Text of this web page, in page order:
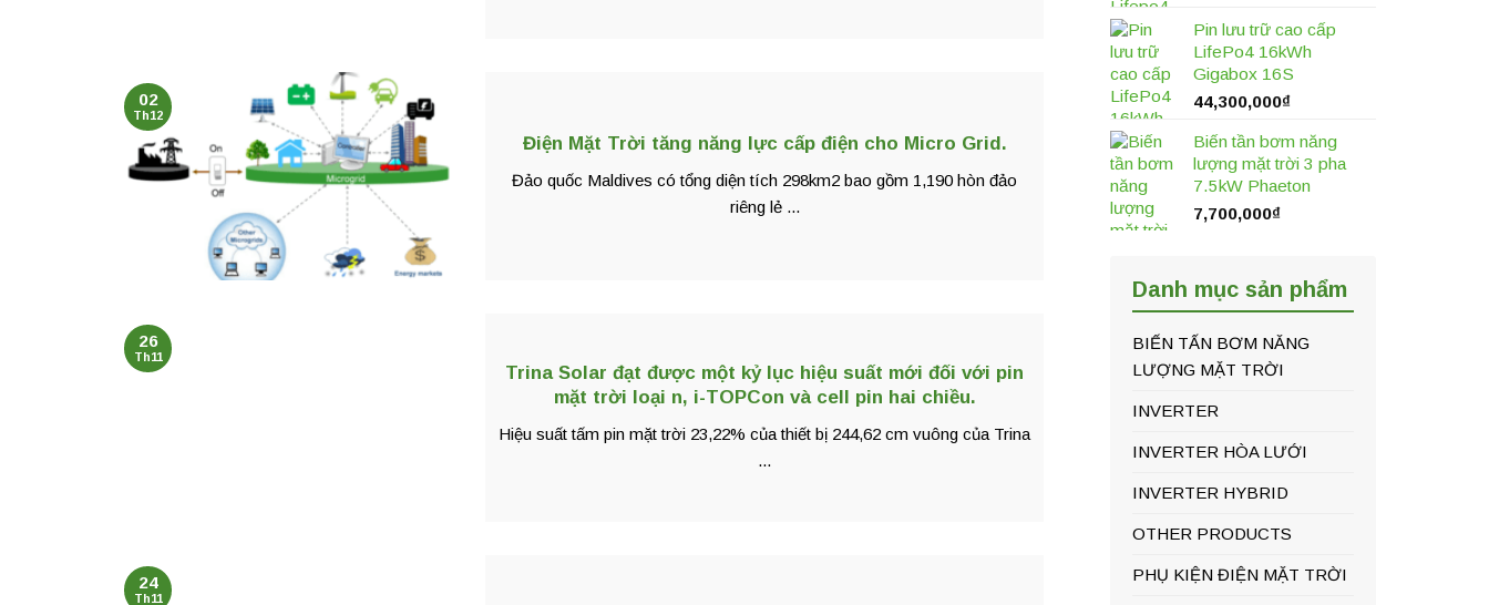
Điện Mặt Trời tăng năng lực cấp điện cho Micro Grid.
Đảo quốc Maldives có tổng diện tích 298km2 bao gồm 1,190 hòn đảo
riêng lẻ ...
02
Th12
Trina Solar đạt được một kỷ lục hiệu suất mới đối với pin
mặt trời loại n, i-TOPCon và cell pin hai chiều.
Hiệu suất tấm pin mặt trời 23,22% của thiết bị 244,62 cm vuông của Trina
...
26
Th11
24
Th11
Pin lưu trữ cao cấp
LifePo4 16kWh
Gigabox 16S
44,300,000₫
Biến tần bơm năng
lượng mặt trời 3 pha
7.5kW Phaeton
7,700,000₫
Danh mục sản phẩm
BIẾN TẤN BƠM NĂNG
LƯỢNG MẶT TRỜI
INVERTER
INVERTER HÒA LƯỚI
INVERTER HYBRID
OTHER PRODUCTS
PHỤ KIỆN ĐIỆN MẶT TRỜI